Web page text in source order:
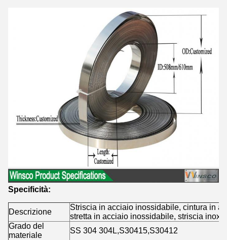
Specificità:
Descrizione
Striscia in acciaio inossidabile, cintura in
stretta in acciaio inossidabile, striscia inox
Grado del
materiale
SS 304 304L,S30415,S30412